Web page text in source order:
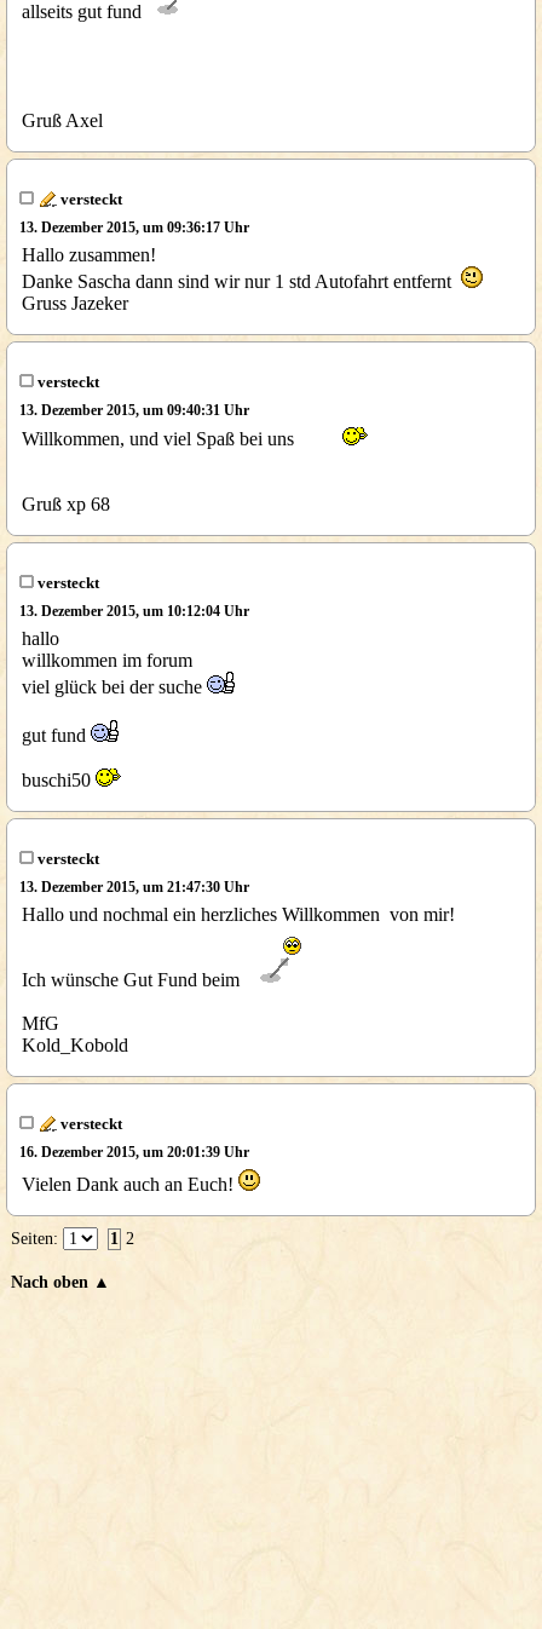
allseits gut fund
Gruß Axel
versteckt
13. Dezember 2015, um 09:36:17 Uhr
Hallo zusammen!
Danke Sascha dann sind wir nur 1 std Autofahrt entfernt
Gruss Jazeker
versteckt
13. Dezember 2015, um 09:40:31 Uhr
Willkommen, und viel Spaß bei uns
Gruß xp 68
versteckt
13. Dezember 2015, um 10:12:04 Uhr
hallo
willkommen im forum
viel glück bei der suche
gut fund
buschi50
versteckt
13. Dezember 2015, um 21:47:30 Uhr
Hallo und nochmal ein herzliches Willkommen von mir!
Ich wünsche Gut Fund beim
MfG
Kold_Kobold
versteckt
16. Dezember 2015, um 20:01:39 Uhr
Vielen Dank auch an Euch!
Seiten: 1 2
Nach oben ▲